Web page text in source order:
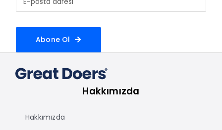
Abone Ol
Hakkımızda
Hakkımızda